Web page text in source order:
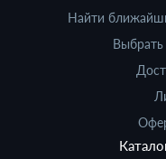
Найти
Выбрать